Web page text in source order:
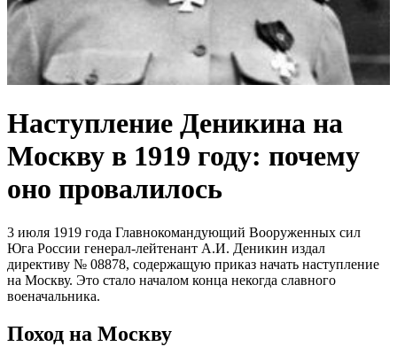
Наступление Деникина на
Москву в 1919 году: почему
оно провалилось
3 июля 1919 года Главнокомандующий Вооруженных сил
Юга России генерал-лейтенант А.И. Деникин издал
директиву № 08878, содержащую приказ начать наступление
на Москву. Это стало началом конца некогда славного
военачальника.
Поход на Москву